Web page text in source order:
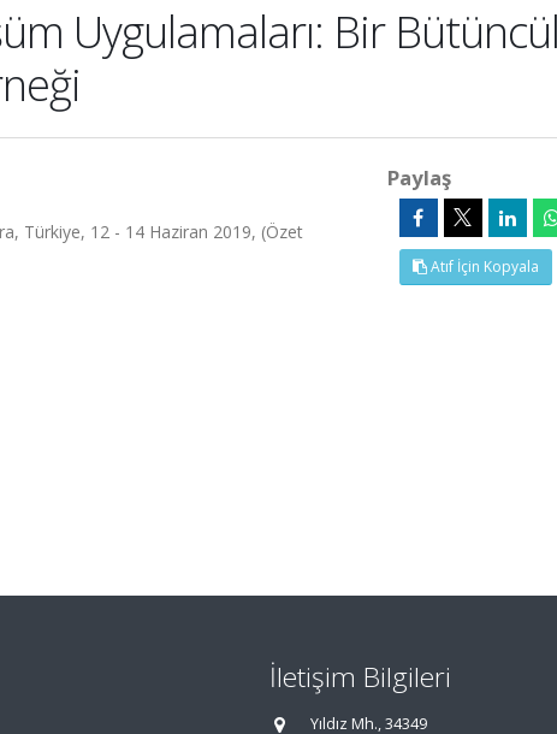
Uygulamaları: Bir
Türkiye, 12 - 14 Haziran 2019, (Özet
Paylaş
Atıf İçin Kopyala
İletişim Bilgileri
Yıldız Mh., 34349